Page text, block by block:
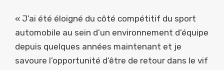
« J’ai été éloigné du côté compétitif du sport
automobile au sein d’un environnement d’équipe
depuis quelques années maintenant et je
savoure l’opportunité d’être de retour dans le vif